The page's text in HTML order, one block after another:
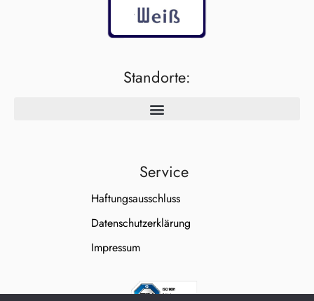
Standorte:
Service
Haftungsausschluss
Datenschutzerklärung
Impressum